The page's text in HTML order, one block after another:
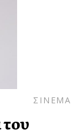
ΣΙΝΕΜΑ
του